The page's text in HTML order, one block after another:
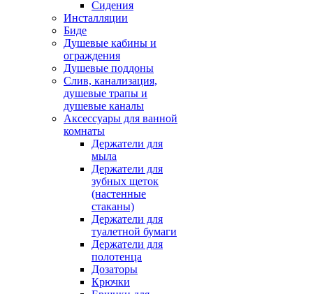
Сидения
Инсталляции
Биде
Душевые кабины и
ограждения
Душевые поддоны
Слив, канализация,
душевые трапы и
душевые каналы
Аксессуары для ванной
комнаты
Держатели для
мыла
Держатели для
зубных щеток
(настенные
стаканы)
Держатели для
туалетной бумаги
Держатели для
полотенца
Дозаторы
Крючки